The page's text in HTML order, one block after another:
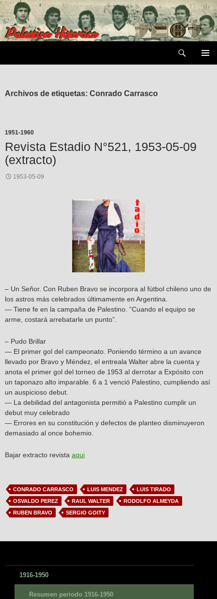
Saltar
al
contenido
Archivos de etiquetas: Conrado Carrasco
1951-1960
Revista Estadio N°521, 1953-05-09
(extracto)
1953-05-09
– Un Señor. Con Ruben Bravo se incorpora al fútbol chileno uno de
los astros más celebrados últimamente en Argentina.
— Tiene fe en la campaña de Palestino. “Cuando el equipo se
arme, costará arrebatarle un punto”.
– Pudo Brillar
— El primer gol del campeonato. Poniendo término a un avance
llevado por Bravo y Méndez, el entreala Walter abre la cuenta y
anota el primer gol del torneo de 1953 al derrotar a Expósito con
un taponazo alto imparable. 6 a 1 venció Palestino, cumpliendo así
un auspicioso debut.
— La debilidad del antagonista permitió a Palestino cumplir un
debut muy celebrado
— Errores en su constitución y defectos de planteo disminuyeron
demasiado al once bohemio.
Bajar extracto revista aqui
CONRADO CARRASCO LUIS MENDEZ
LUIS TIRADO
OSVALDO PEREZ
RAUL WALTER
RODOLFO ALMEYDA
RUBEN BRAVO
SERGIO GOITY
1916-1950
Resumen periodo 1916-1950